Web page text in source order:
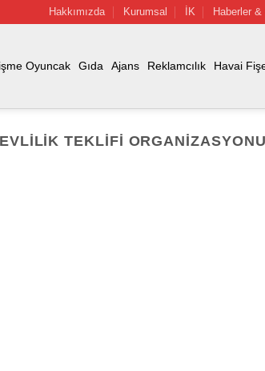
Hakkımızda Kurumsal İK Haberler
Oyuncak Gıda Ajans Reklamcılık Havai
EVLILIK TEKLIFI